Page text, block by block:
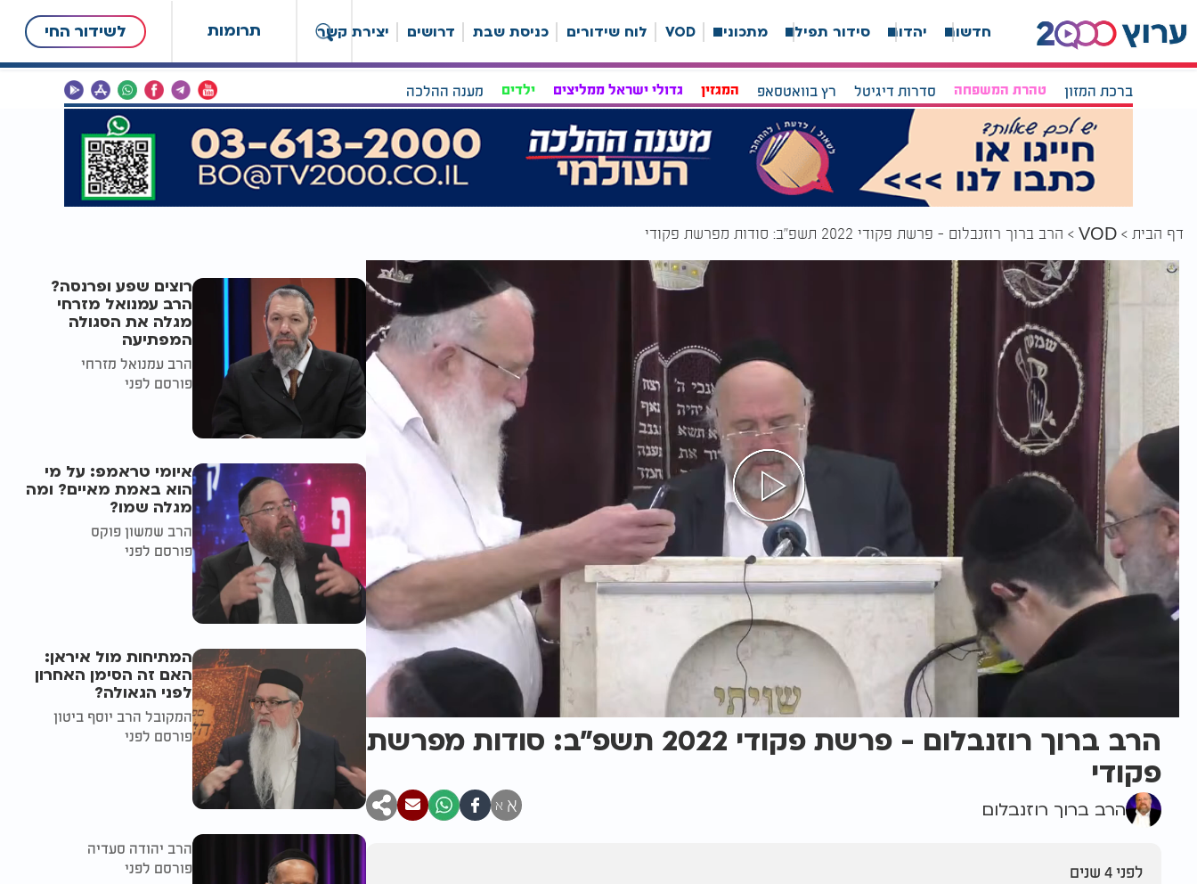
תרומות לשידור החי חדשות יהדות סידור תפילה מתכונים VOD לוח שידורים כניסת שבת דרושים יצירת קשר
ברכת המזון טהרת המשפחה סדרות דיגיטל רץ בוואטסאפ המגזין גדולי ישראל ממליצים ילדים מענה ההלכה
דף הבית VOD הרב ברוך רוזנבלום - פרשת פקודי 2022 תשפ"ב: סודות מפרשת פקודי
הרב ברוך רוזנבלום - פרשת פקודי 2022 תשפ"ב: סודות מפרשת
פקודי
הרב ברוך רוזנבלום א א
לפני 4 שנים
רוצים שפע ופרנסה?
הרב עמנואל מזרחי
מגלה את הסגולה
המפתיעה
הרב עמנואל מזרחי
פורסם לפני
איומי טראמפ: על מי
הוא באמת מאיים? ומה
מגלה שמו?
הרב שמשון פוקס
פורסם לפני
המתיחות מול איראן:
האם זה הסימן האחרון
לפני הגאולה?
המקובל הרב יוסף ביטון
פורסם לפני
הרב יהודה סעדיה
פורסם לפני